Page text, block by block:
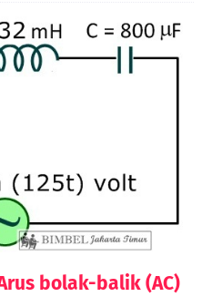
bolak-balik (AC)